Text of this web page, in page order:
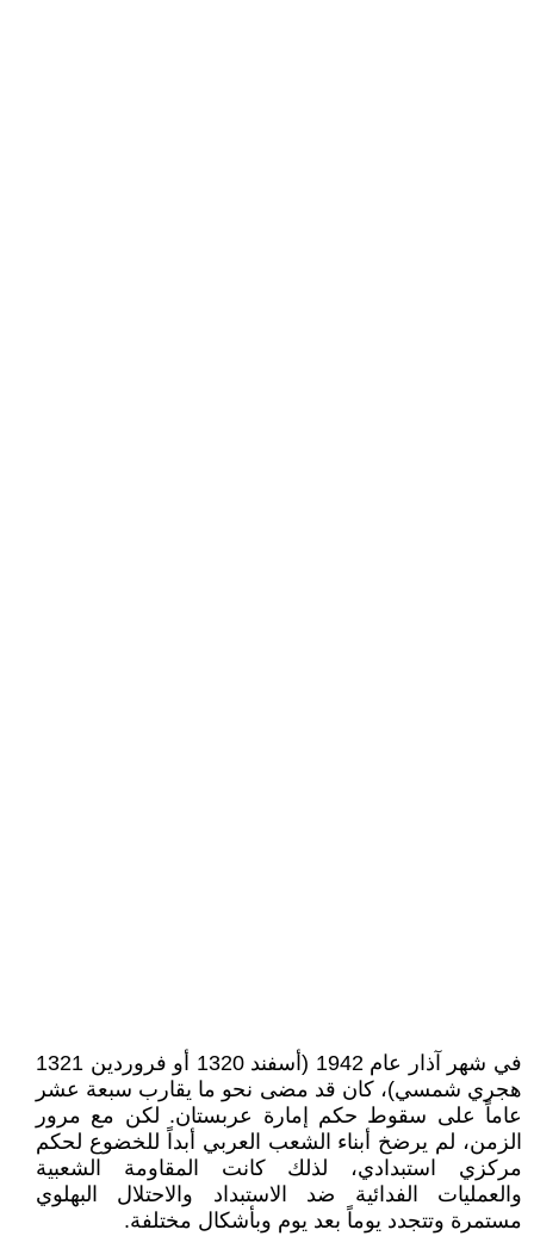
في شهر آذار عام 1942 (أسفند 1320 أو فروردين 1321
هجري شمسي)، كان قد مضى نحو ما يقارب سبعة عشر
عاماً على سقوط حكم إمارة عربستان. لكن مع مرور
الزمن، لم يرضخ أبناء الشعب العربي أبداً للخضوع لحكم
مركزي استبدادي، لذلك كانت المقاومة الشعبية
والعمليات الفدائية ضد الاستبداد والاحتلال البهلوي
مستمرة وتتجدد يوماً بعد يوم وبأشكال مختلفة.